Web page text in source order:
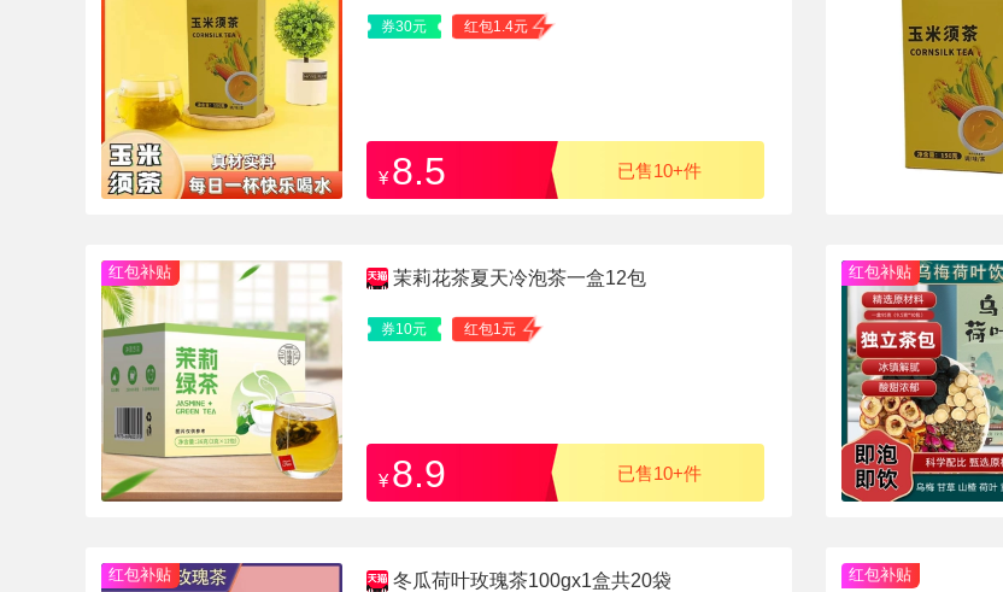
券30元 红包1.4元
¥ 8.5 已售10+件
红包补贴 茉莉花茶夏天冷泡茶一盒12包
券10元 红包1元
¥ 8.9 已售10+件
红包补贴
红包补贴 冬瓜荷叶玫瑰茶100gx1盒共20袋 红包补贴